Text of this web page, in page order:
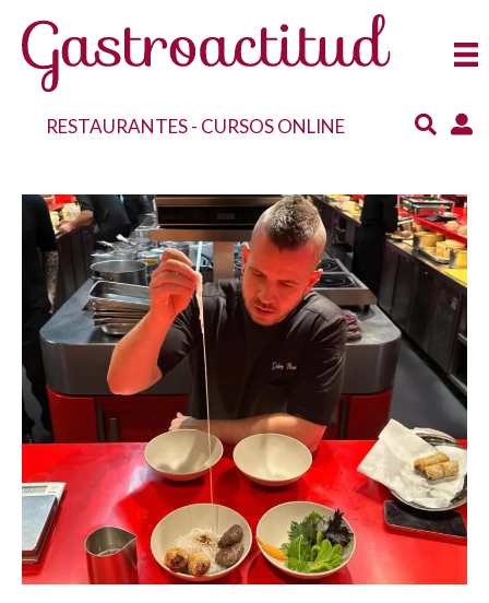
RESTAURANTES- CURSOS ONLINE